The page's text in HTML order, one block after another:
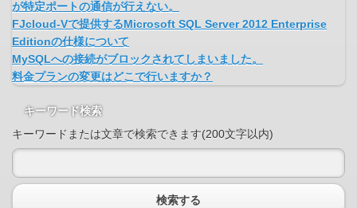
が特定ポートの通信が行えない。
FJcloud-Vで提供するMicrosoft SQL Server 2012 Enterprise
Editionの仕様について
MySQLへの接続がブロックされてしまいました。
料金プランの変更はどこで行いますか？
キーワード検索
キーワードまたは文章で検索できます(200文字以内)
検索する